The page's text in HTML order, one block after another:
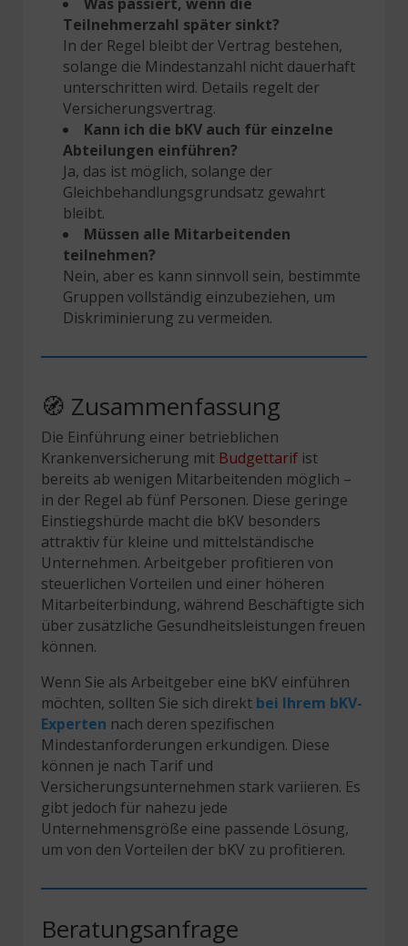
Teilnehmerzahl später sinkt?
In der Regel bleibt der Vertrag bestehen,
solange die Mindestanzahl nicht dauerhaft
unterschritten wird. Details regelt der
Versicherungsvertrag.
Kann ich die bKV auch für einzelne
Abteilungen einführen?
Ja, das ist möglich, solange der
Gleichbehandlungsgrundsatz gewahrt
bleibt.
Müssen alle Mitarbeitenden
teilnehmen?
Nein, aber es kann sinnvoll sein, bestimmte
Gruppen vollständig einzubeziehen, um
Diskriminierung zu vermeiden.
🧭 Zusammenfassung
Die Einführung einer betrieblichen
Krankenversicherung mit Budgettarif ist
bereits ab wenigen Mitarbeitenden möglich –
in der Regel ab fünf Personen. Diese geringe
Einstiegshürde macht die bKV besonders
attraktiv für kleine und mittelständische
Unternehmen. Arbeitgeber profitieren von
steuerlichen Vorteilen und einer höheren
Mitarbeiterbindung, während Beschäftigte sich
über zusätzliche Gesundheitsleistungen freuen
können.
Wenn Sie als Arbeitgeber eine bKV einführen
möchten, sollten Sie sich direkt bei Ihrem bKV-
Experten nach deren spezifischen
Mindestanforderungen erkundigen. Diese
können je nach Tarif und
Versicherungsunternehmen stark variieren. Es
gibt jedoch für nahezu jede
Unternehmensgröße eine passende Lösung,
um von den Vorteilen der bKV zu profitieren.
Beratungsanfrage